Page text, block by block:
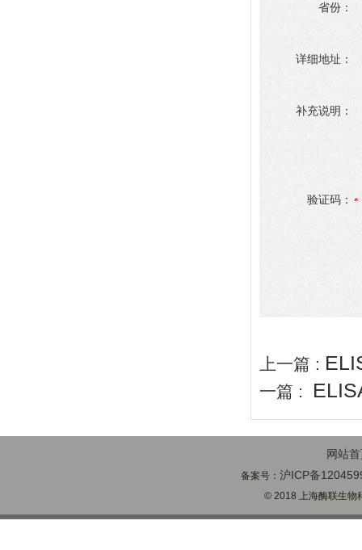
省份：
详细地址：
补充说明：
验证码：
上一篇 :
一篇 :
网站
备案号：沪ICP备
© 2018 上海酶联生物